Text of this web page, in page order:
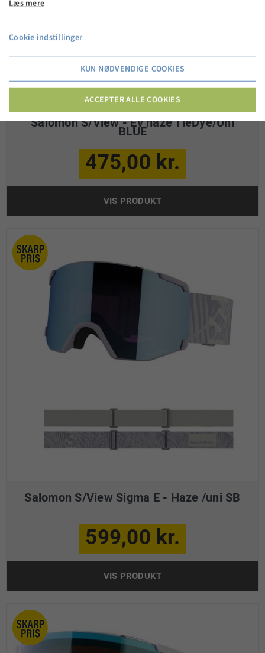
Salomon S/View - Ev haze TieDye/Uni
BLUE
475,00 kr.
VIS PRODUKT
Salomon S/View Sigma E - Haze /uni SB
599,00 kr.
VIS PRODUKT
Læs mere
Cookie indstillinger
KUN NØDVENDIGE COOKIES
ACCEPTER ALLE COOKIES